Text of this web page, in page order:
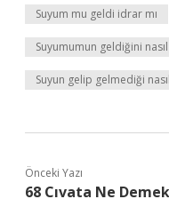
Suyum mu geldi idrar mı
Suyumumun geldiğini
Suyun gelip gelmediği
Önceki Yazı
68 Cıvata Ne Demek